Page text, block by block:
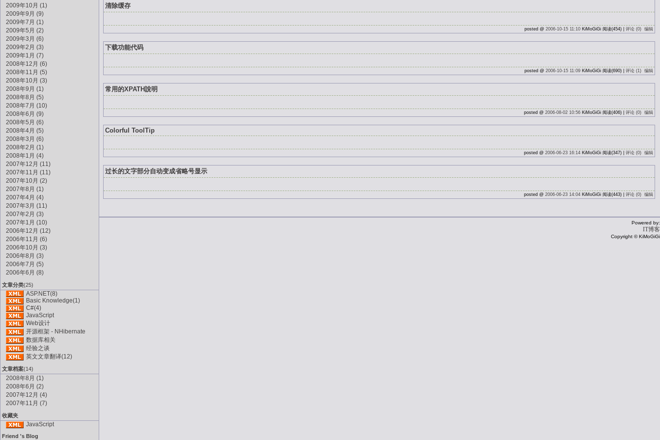
2009年10月 (1)
2009年9月 (9)
2009年7月 (1)
2009年5月 (2)
2009年3月 (6)
2009年2月 (3)
2009年1月 (7)
2008年12月 (6)
2008年11月 (5)
2008年10月 (3)
2008年9月 (1)
2008年8月 (5)
2008年7月 (10)
2008年6月 (9)
2008年5月 (6)
2008年4月 (5)
2008年3月 (6)
2008年2月 (1)
2008年1月 (4)
2007年12月 (11)
2007年11月 (11)
2007年10月 (2)
2007年8月 (1)
2007年4月 (4)
2007年3月 (11)
2007年2月 (3)
2007年1月 (10)
2006年12月 (12)
2006年11月 (6)
2006年10月 (3)
2006年8月 (3)
2006年7月 (5)
2006年6月 (8)
文章分类(25)
ASP.NET(8)
Basic Knowledge(1)
C#(4)
JavaScript
Web设计
开源框架 - NHibernate
数据库相关
经验之谈
英文文章翻译(12)
文章档案(14)
2008年8月 (1)
2008年6月 (2)
2007年12月 (4)
2007年11月 (7)
收藏夹
JavaScript
Friend 's Blog
清除缓存
posted @ 2006-10-15 11:10 KiMoGiGi 阅读(454) | 评论 (0) 编辑
下载功能代码
posted @ 2006-10-15 11:09 KiMoGiGi 阅读(690) | 评论 (1) 编辑
常用的XPATH說明
posted @ 2006-08-02 10:56 KiMoGiGi 阅读(406) | 评论 (0) 编辑
Colorful ToolTip
posted @ 2006-06-23 16:14 KiMoGiGi 阅读(347) | 评论 (0) 编辑
过长的文字部分自动变成省略号显示
posted @ 2006-06-23 14:04 KiMoGiGi 阅读(443) | 评论 (0) 编辑
Powered by:
IT博客
Copyright © KiMoGiGi